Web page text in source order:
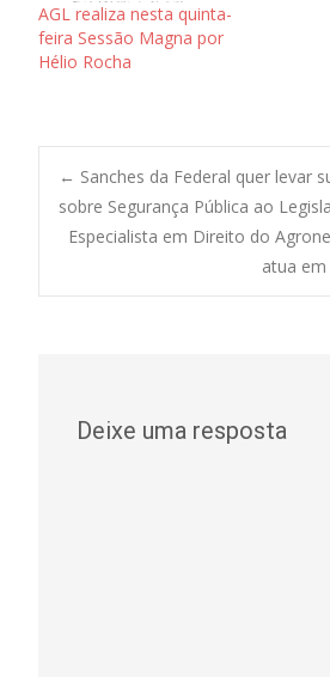
AGL realiza nesta quinta-
feira Sessão Magna por
Hélio Rocha
Post
navigation
← Sanches da Federal quer levar
sobre Segurança Pública ao
Especialista em Direito do
atua
Deixe uma resposta